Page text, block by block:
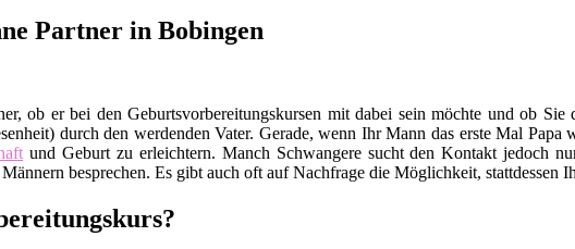
Partner in Bobingen
ob er bei den Geburtsvorbereitungskursen mit dabei sein möchte und ob
durch den werdenden Vater. Gerade, wenn Ihr Mann das erste Mal
und Geburt zu erleichtern. Manch Schwangere sucht den Kontakt jedoch
besprechen. Es gibt auch oft auf Nachfrage die Möglichkeit, stattdessen